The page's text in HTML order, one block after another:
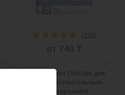
( 155)
от 740 ₸
Pro Plan Junior Delicate для
котят с чувствительным
пищеварением